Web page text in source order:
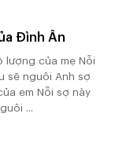
Đình Ân
lượng của mẹ Nỗi
sẽ nguôi Anh sợ
em Nỗi sợ này
...